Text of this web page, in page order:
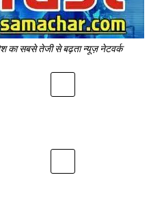
का सबसे तेजी से बढ़ता न्यूज़ नेटवर्क